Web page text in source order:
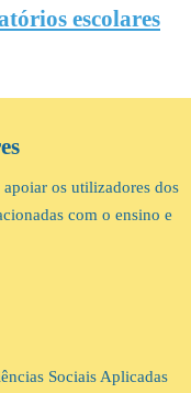
escolares
os utilizadores dos
com o ensino e
Sociais Aplicadas